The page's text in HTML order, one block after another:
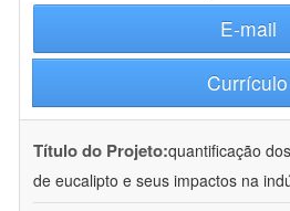
E-mail
Currículo
Título do Projeto:quantificação
de eucalipto e seus impactos na